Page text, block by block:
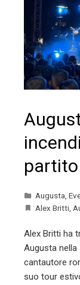
partito
Augusta,
Alex Britti,
Alex Britti ha
Augusta nella
cantautore
suo tour